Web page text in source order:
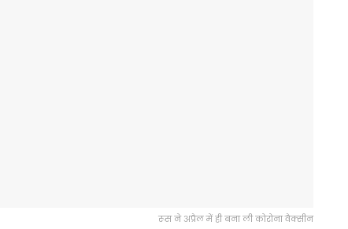
रूस ने अप्रैल में ही बना ली कोरोना वैक्सीन